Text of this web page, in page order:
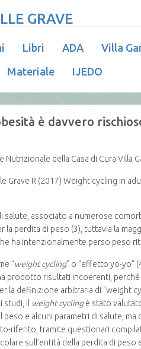
GRAVE
Libri ADA
Villa
Materiale IJEDO
è davvero
Nutrizionale della Casa di Cura Villa
Grave R (2017) Weight cycling in
salute, associato a numerose
la perdita di peso (3), tuttavia la
ha intenzionalmente perso peso
“weight cycling” o “effetto yo-yo”
prodotto risultati incoerenti,
la definizione arbitraria di “weight
studi, il weight cyclingè stato
e alcuni parametri di salute,
riferito, tramite questionari
sull’entità della perdita di